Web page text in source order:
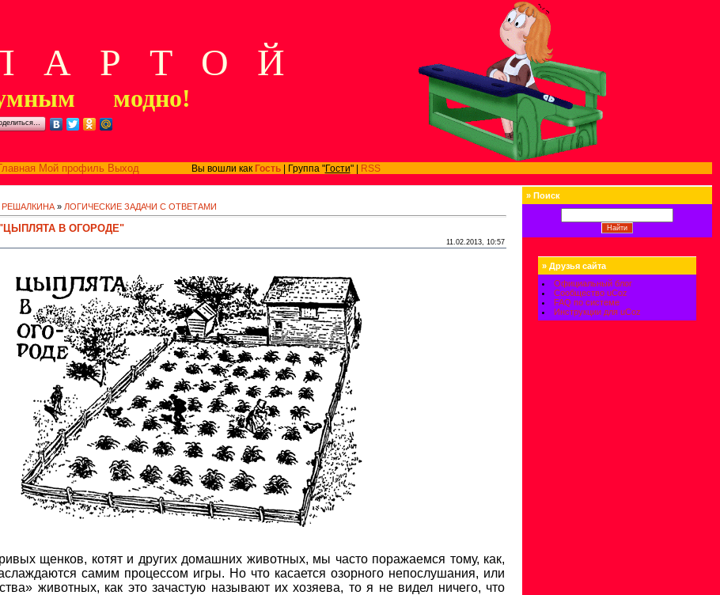
Р Т О Й
модно!
Мой профиль ВыходВы вошли как Гость| Группа "Гости" |
RSS
РЕШАЛКИНА » ЛОГИЧЕСКИЕ ЗАДАЧИ С ОТВЕТАМИ
В ОГОРОДЕ"
11.02.2013, 10:57
щенков, котят и других домашних животных, мы часто поражаемся тому, как,
самим процессом игры. Но что касается озорного непослушания, или
животных, как это зачастую называют их хозяева, то я не видел ничего, что
» Поиск
» Друзья сайта
Официальный блог
Сообщество uCoz
FAQ по системе
Инструкции для uCoz